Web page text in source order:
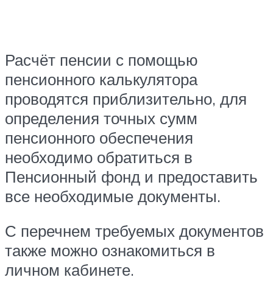
Расчёт пенсии с помощью
пенсионного калькулятора
проводятся приблизительно, для
определения точных сумм
пенсионного обеспечения
необходимо обратиться в
Пенсионный фонд и предоставить
все необходимые документы.
С перечнем требуемых документов
также можно ознакомиться в
личном кабинете.